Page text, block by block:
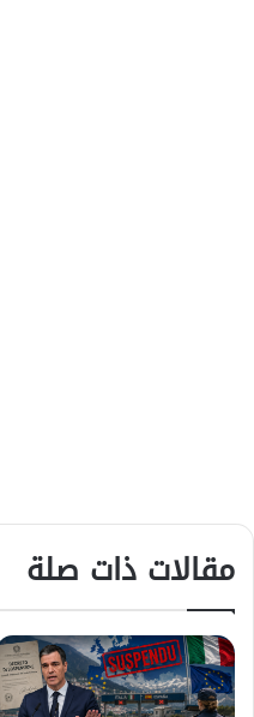
مقالات ذات صلة